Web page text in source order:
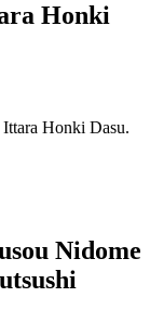
Honki
Ittara Honki Dasu.
Nidome